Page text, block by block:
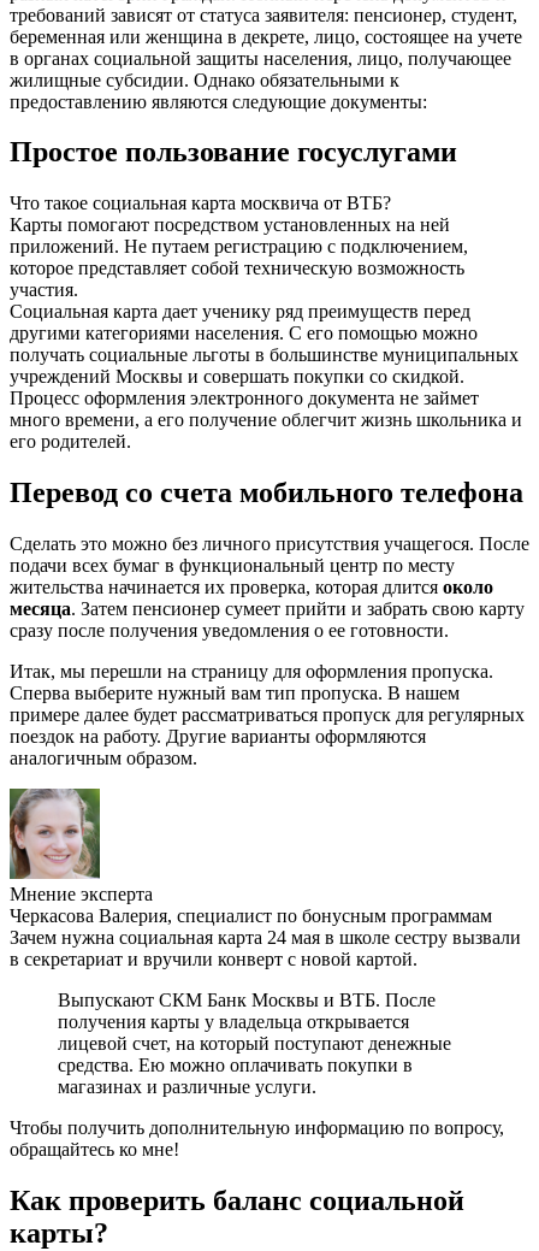
требований зависят от статуса заявителя: пенсионер, студент,
беременная или женщина в декрете, лицо, состоящее на учете
в органах социальной защиты населения, лицо, получающее
жилищные субсидии. Однако обязательными к
предоставлению являются следующие документы:
Простое пользование госуслугами
Что такое социальная карта москвича от ВТБ?
Карты помогают посредством установленных на ней
приложений. Не путаем регистрацию с подключением,
которое представляет собой техническую возможность
участия.
Социальная карта дает ученику ряд преимуществ перед
другими категориями населения. С его помощью можно
получать социальные льготы в большинстве муниципальных
учреждений Москвы и совершать покупки со скидкой.
Процесс оформления электронного документа не займет
много времени, а его получение облегчит жизнь школьника и
его родителей.
Перевод со счета мобильного телефона
Сделать это можно без личного присутствия учащегося. После
подачи всех бумаг в функциональный центр по месту
жительства начинается их проверка, которая длится около
месяца. Затем пенсионер сумеет прийти и забрать свою карту
сразу после получения уведомления о ее готовности.
Итак, мы перешли на страницу для оформления пропуска.
Сперва выберите нужный вам тип пропуска. В нашем
примере далее будет рассматриваться пропуск для регулярных
поездок на работу. Другие варианты оформляются
аналогичным образом.
Мнение эксперта
Черкасова Валерия, специалист по бонусным программам
Зачем нужна социальная карта 24 мая в школе сестру вызвали
в секретариат и вручили конверт с новой картой.
Выпускают СКМ Банк Москвы и ВТБ. После
получения карты у владельца открывается
лицевой счет, на который поступают денежные
средства. Ею можно оплачивать покупки в
магазинах и различные услуги.
Чтобы получить дополнительную информацию по вопросу,
обращайтесь ко мне!
Как проверить баланс социальной
карты?